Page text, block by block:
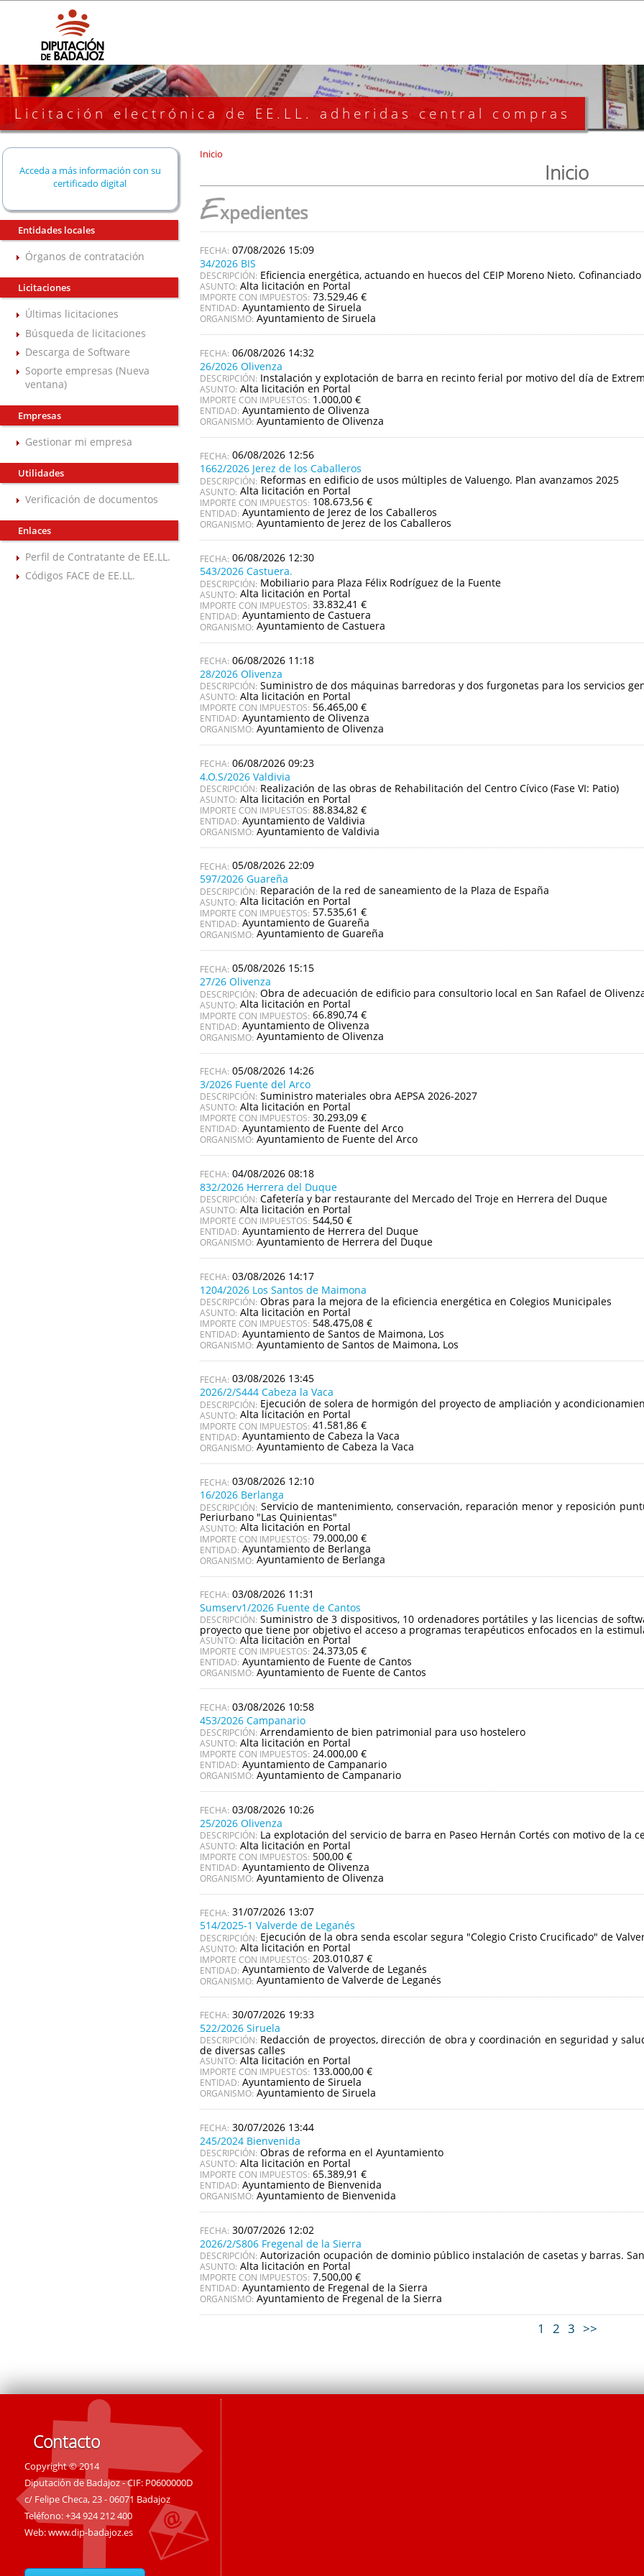
Licitación electrónica de EE.LL. adheridas central compras
Acceda a más información con su
certificado digital
Entidades locales
Órganos de contratación
Licitaciones
Últimas licitaciones
Búsqueda de licitaciones
Descarga de Software
Soporte empresas (Nueva
ventana)
Empresas
Gestionar mi empresa
Utilidades
Verificación de documentos
Enlaces
Perfil de Contratante de EE.LL.
Códigos FACE de EE.LL.
Inicio
Inicio
Expedientes
07/08/2026 15:09
34/2026 BIS
DESCRIPCIÓN: Eficiencia energética, actuando en huecos del CEIP Moreno Nieto. Cofinanciado
ASUNTO: Alta licitación en Portal
IMPORTE CON IMPUESTOS: 73.529,46 €
ENTIDAD: Ayuntamiento de Siruela
ORGANISMO: Ayuntamiento de Siruela
06/08/2026 14:32
26/2026 Olivenza
DESCRIPCIÓN: Instalación y explotación de barra en recinto ferial por motivo del día de
ASUNTO: Alta licitación en Portal
IMPORTE CON IMPUESTOS: 1.000,00 €
ENTIDAD: Ayuntamiento de Olivenza
ORGANISMO: Ayuntamiento de Olivenza
06/08/2026 12:56
1662/2026 Jerez de los Caballeros
DESCRIPCIÓN: Reformas en edificio de usos múltiples de Valuengo. Plan avanzamos 2025
ASUNTO: Alta licitación en Portal
IMPORTE CON IMPUESTOS: 108.673,56 €
ENTIDAD: Ayuntamiento de Jerez de los Caballeros
ORGANISMO: Ayuntamiento de Jerez de los Caballeros
06/08/2026 12:30
543/2026 Castuera.
DESCRIPCIÓN: Mobiliario para Plaza Félix Rodríguez de la Fuente
ASUNTO: Alta licitación en Portal
IMPORTE CON IMPUESTOS: 33.832,41 €
ENTIDAD: Ayuntamiento de Castuera
ORGANISMO: Ayuntamiento de Castuera
06/08/2026 11:18
28/2026 Olivenza
DESCRIPCIÓN: Suministro de dos máquinas barredoras y dos furgonetas para los servicios
ASUNTO: Alta licitación en Portal
IMPORTE CON IMPUESTOS: 56.465,00 €
ENTIDAD: Ayuntamiento de Olivenza
ORGANISMO: Ayuntamiento de Olivenza
06/08/2026 09:23
4.O.S/2026 Valdivia
DESCRIPCIÓN: Realización de las obras de Rehabilitación del Centro Cívico (Fase VI: Patio)
ASUNTO: Alta licitación en Portal
IMPORTE CON IMPUESTOS: 88.834,82 €
ENTIDAD: Ayuntamiento de Valdivia
ORGANISMO: Ayuntamiento de Valdivia
05/08/2026 22:09
597/2026 Guareña
DESCRIPCIÓN: Reparación de la red de saneamiento de la Plaza de España
ASUNTO: Alta licitación en Portal
IMPORTE CON IMPUESTOS: 57.535,61 €
ENTIDAD: Ayuntamiento de Guareña
ORGANISMO: Ayuntamiento de Guareña
05/08/2026 15:15
27/26 Olivenza
DESCRIPCIÓN: Obra de adecuación de edificio para consultorio local en San Rafael de
ASUNTO: Alta licitación en Portal
IMPORTE CON IMPUESTOS: 66.890,74 €
ENTIDAD: Ayuntamiento de Olivenza
ORGANISMO: Ayuntamiento de Olivenza
05/08/2026 14:26
3/2026 Fuente del Arco
DESCRIPCIÓN: Suministro materiales obra AEPSA 2026-2027
ASUNTO: Alta licitación en Portal
IMPORTE CON IMPUESTOS: 30.293,09 €
ENTIDAD: Ayuntamiento de Fuente del Arco
ORGANISMO: Ayuntamiento de Fuente del Arco
04/08/2026 08:18
832/2026 Herrera del Duque
DESCRIPCIÓN: Cafetería y bar restaurante del Mercado del Troje en Herrera del Duque
ASUNTO: Alta licitación en Portal
IMPORTE CON IMPUESTOS: 544,50 €
ENTIDAD: Ayuntamiento de Herrera del Duque
ORGANISMO: Ayuntamiento de Herrera del Duque
03/08/2026 14:17
1204/2026 Los Santos de Maimona
DESCRIPCIÓN: Obras para la mejora de la eficiencia energética en Colegios Municipales
ASUNTO: Alta licitación en Portal
IMPORTE CON IMPUESTOS: 548.475,08 €
ENTIDAD: Ayuntamiento de Santos de Maimona, Los
ORGANISMO: Ayuntamiento de Santos de Maimona, Los
03/08/2026 13:45
2026/2/S444 Cabeza la Vaca
DESCRIPCIÓN: Ejecución de solera de hormigón del proyecto de ampliación y
ASUNTO: Alta licitación en Portal
IMPORTE CON IMPUESTOS: 41.581,86 €
ENTIDAD: Ayuntamiento de Cabeza la Vaca
ORGANISMO: Ayuntamiento de Cabeza la Vaca
03/08/2026 12:10
16/2026 Berlanga
DESCRIPCIÓN: Servicio de mantenimiento, conservación, reparación menor y reposición
Periurbano "Las Quinientas"
ASUNTO: Alta licitación en Portal
IMPORTE CON IMPUESTOS: 79.000,00 €
ENTIDAD: Ayuntamiento de Berlanga
ORGANISMO: Ayuntamiento de Berlanga
03/08/2026 11:31
Sumserv1/2026 Fuente de Cantos
DESCRIPCIÓN: Suministro de 3 dispositivos, 10 ordenadores portátiles y las licencias de
proyecto que tiene por objetivo el acceso a programas terapéuticos enfocados en la
ASUNTO: Alta licitación en Portal
IMPORTE CON IMPUESTOS: 24.373,05 €
ENTIDAD: Ayuntamiento de Fuente de Cantos
ORGANISMO: Ayuntamiento de Fuente de Cantos
03/08/2026 10:58
453/2026 Campanario
DESCRIPCIÓN: Arrendamiento de bien patrimonial para uso hostelero
ASUNTO: Alta licitación en Portal
IMPORTE CON IMPUESTOS: 24.000,00 €
ENTIDAD: Ayuntamiento de Campanario
ORGANISMO: Ayuntamiento de Campanario
03/08/2026 10:26
25/2026 Olivenza
DESCRIPCIÓN: La explotación del servicio de barra en Paseo Hernán Cortés con motivo de la
ASUNTO: Alta licitación en Portal
IMPORTE CON IMPUESTOS: 500,00 €
ENTIDAD: Ayuntamiento de Olivenza
ORGANISMO: Ayuntamiento de Olivenza
31/07/2026 13:07
514/2025-1 Valverde de Leganés
DESCRIPCIÓN: Ejecución de la obra senda escolar segura "Colegio Cristo Crucificado" de
ASUNTO: Alta licitación en Portal
IMPORTE CON IMPUESTOS: 203.010,87 €
ENTIDAD: Ayuntamiento de Valverde de Leganés
ORGANISMO: Ayuntamiento de Valverde de Leganés
30/07/2026 19:33
522/2026 Siruela
DESCRIPCIÓN: Redacción de proyectos, dirección de obra y coordinación en seguridad y
de diversas calles
ASUNTO: Alta licitación en Portal
IMPORTE CON IMPUESTOS: 133.000,00 €
ENTIDAD: Ayuntamiento de Siruela
ORGANISMO: Ayuntamiento de Siruela
30/07/2026 13:44
245/2024 Bienvenida
DESCRIPCIÓN: Obras de reforma en el Ayuntamiento
ASUNTO: Alta licitación en Portal
IMPORTE CON IMPUESTOS: 65.389,91 €
ENTIDAD: Ayuntamiento de Bienvenida
ORGANISMO: Ayuntamiento de Bienvenida
30/07/2026 12:02
2026/2/S806 Fregenal de la Sierra
DESCRIPCIÓN: Autorización ocupación de dominio público instalación de casetas y barras.
ASUNTO: Alta licitación en Portal
IMPORTE CON IMPUESTOS: 7.500,00 €
ENTIDAD: Ayuntamiento de Fregenal de la Sierra
ORGANISMO: Ayuntamiento de Fregenal de la Sierra
1 2 3 >>
Contacto
Copyright © 2014
Diputación de Badajoz - CIF: P0600000D
c/ Felipe Checa, 23 - 06071 Badajoz
Teléfono: +34 924 212 400
Web:www.dip-badajoz.es